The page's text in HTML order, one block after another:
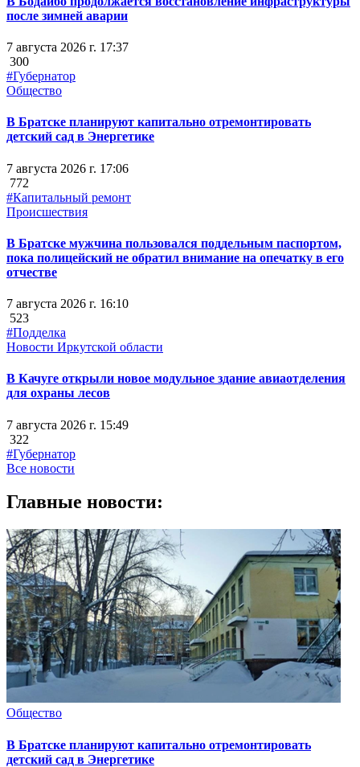
после зимней аварии
7 августа 2026 г. 17:37
300
#Губернатор
Общество
В Братске планируют капитально отремонтировать
детский сад в Энергетике
7 августа 2026 г. 17:06
772
#Капитальный ремонт
Происшествия
В Братске мужчина пользовался поддельным паспортом,
пока полицейский не обратил внимание на опечатку в его
отчестве
7 августа 2026 г. 16:10
523
#Подделка
Новости Иркутской области
В Качуге открыли новое модульное здание авиаотделения
для охраны лесов
7 августа 2026 г. 15:49
322
#Губернатор
Все новости
Главные новости:
Общество
В Братске планируют капитально отремонтировать
детский сад в Энергетике